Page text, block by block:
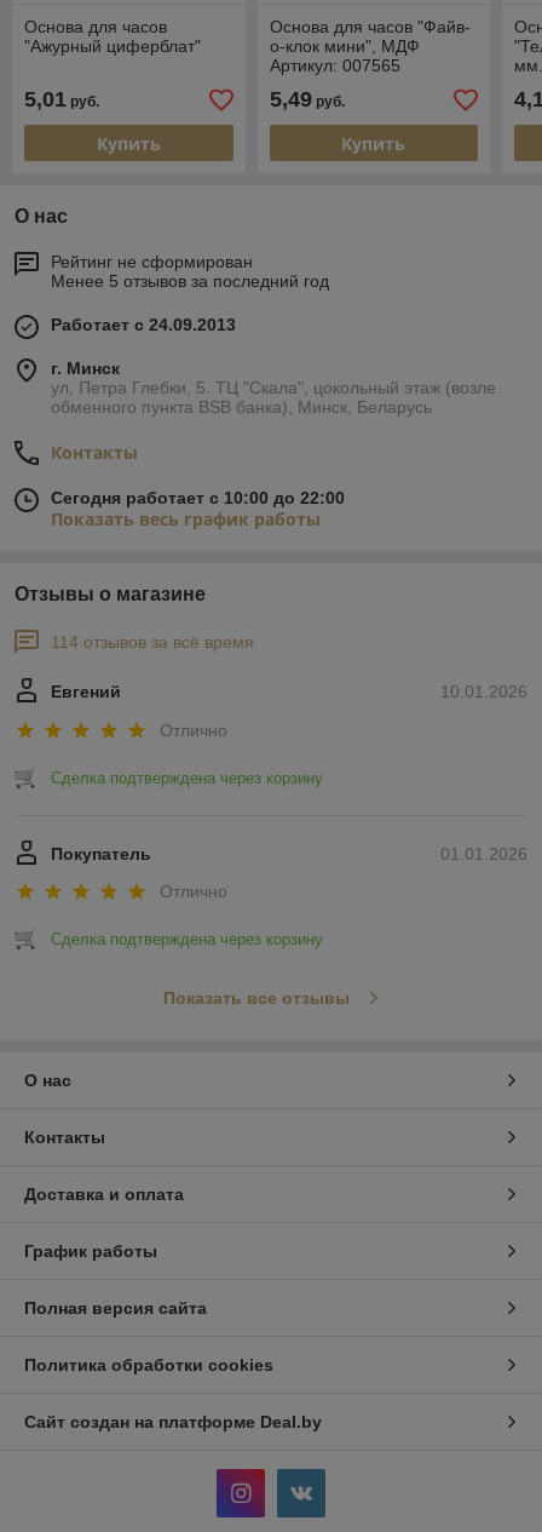
Основа для часов
"Ажурный циферблат"
5,01 руб.
Купить
Основа для часов "Файв-
о-клок мини", МДФ
Артикул: 007565
5,49руб.
Купить
О нас
Рейтинг не сформирован
Менее 5 отзывов за последний год
Работает с 24.09.2013
г. Минск
ул, Петра Глебки, 5. ТЦ "Скала", цокольный этаж (возле
обменного пункта BSB банка), Минск, Беларусь
Контакты
Сегодня работает с 10:00 до 22:00
Показать весь график работы
Отзывы о магазине
114 отзывов за всё время
10.01.2026
Евгений
Отлично
Сделка подтверждена через корзину
01.01.2026
Покупатель
Отлично
Сделка подтверждена через корзину
Показать все отзывы
О нас
Контакты
Доставка и оплата
График работы
Полная версия сайта
Политика обработки cookies
Сайт создан на платформе Deal.by